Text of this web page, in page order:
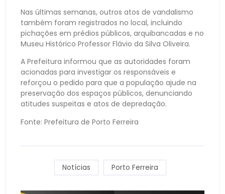
Nas últimas semanas, outros atos de vandalismo
também foram registrados no local, incluindo
pichações em prédios públicos, arquibancadas e no
Museu Histórico Professor Flávio da Silva Oliveira.
A Prefeitura informou que as autoridades foram
acionadas para investigar os responsáveis e
reforçou o pedido para que a população ajude na
preservação dos espaços públicos, denunciando
atitudes suspeitas e atos de depredação.
Fonte: Prefeitura de Porto Ferreira
Notícias Porto Ferreira